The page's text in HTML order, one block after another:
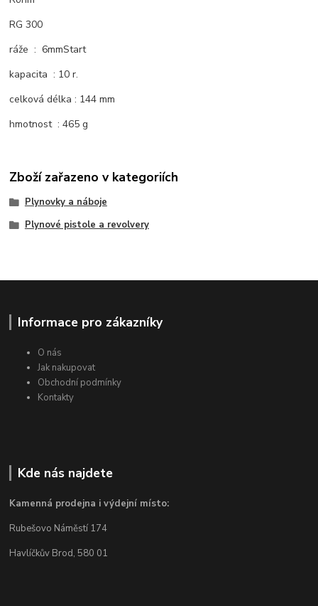
RG 300
ráže : 6mmStart
kapacita : 10 r.
celková délka : 144 mm
hmotnost : 465 g
Zboží zařazeno v kategoriích
Plynovky a náboje
Plynové pistole a revolvery
Informace pro zákazníky
O nás
Jak nakupovat
Obchodní podmínky
Kontakty
Kde nás najdete
Kamenná prodejna i výdejní místo:
Rubešovo Náměstí 174
Havlíčkův Brod, 580 01